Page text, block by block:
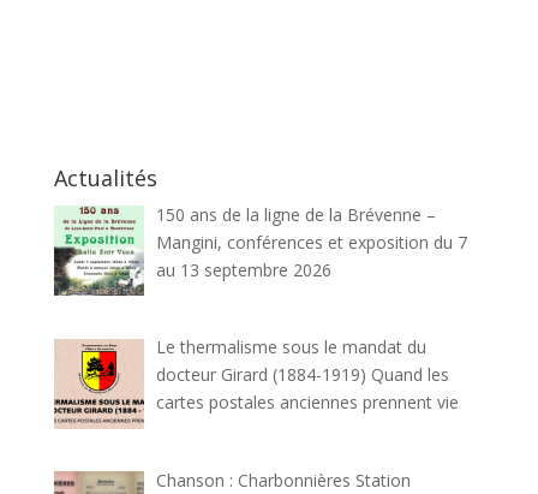
Actualités
150 ans de la ligne de la Brévenne –
Mangini, conférences et exposition du 7
au 13 septembre 2026
Le thermalisme sous le mandat du
docteur Girard (1884-1919) Quand les
cartes postales anciennes prennent vie
Chanson : Charbonnières Station